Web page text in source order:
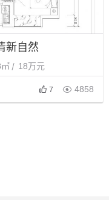
新自然
18万元
7  4858